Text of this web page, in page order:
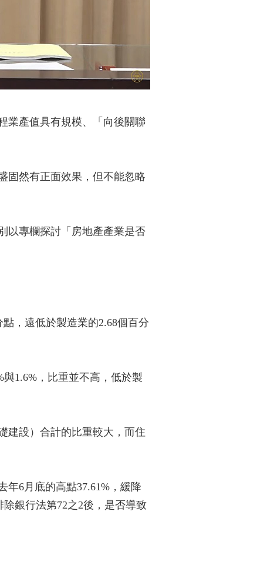
業產值具有規模、「向後關聯
固然有正面效果，但不能忽略
以專欄探討「房地產產業是否
，遠低於製造業的2.68個百分
1.6%，比重並不高，低於製
建設）合計的比重較大，而住
6月底的高點37.61%，緩降
銀行法第72之2後，是否導致